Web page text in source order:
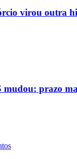
virou outra
mudou: prazo